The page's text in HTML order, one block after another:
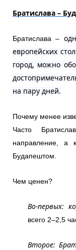
Братислава –
Братислава –
европейских
город, можно
на пару дней.
Почему менее
Часто
направление, а
Будапештом.
Чем ценен?
Во-первых:
всего 2–2,5
Второе: